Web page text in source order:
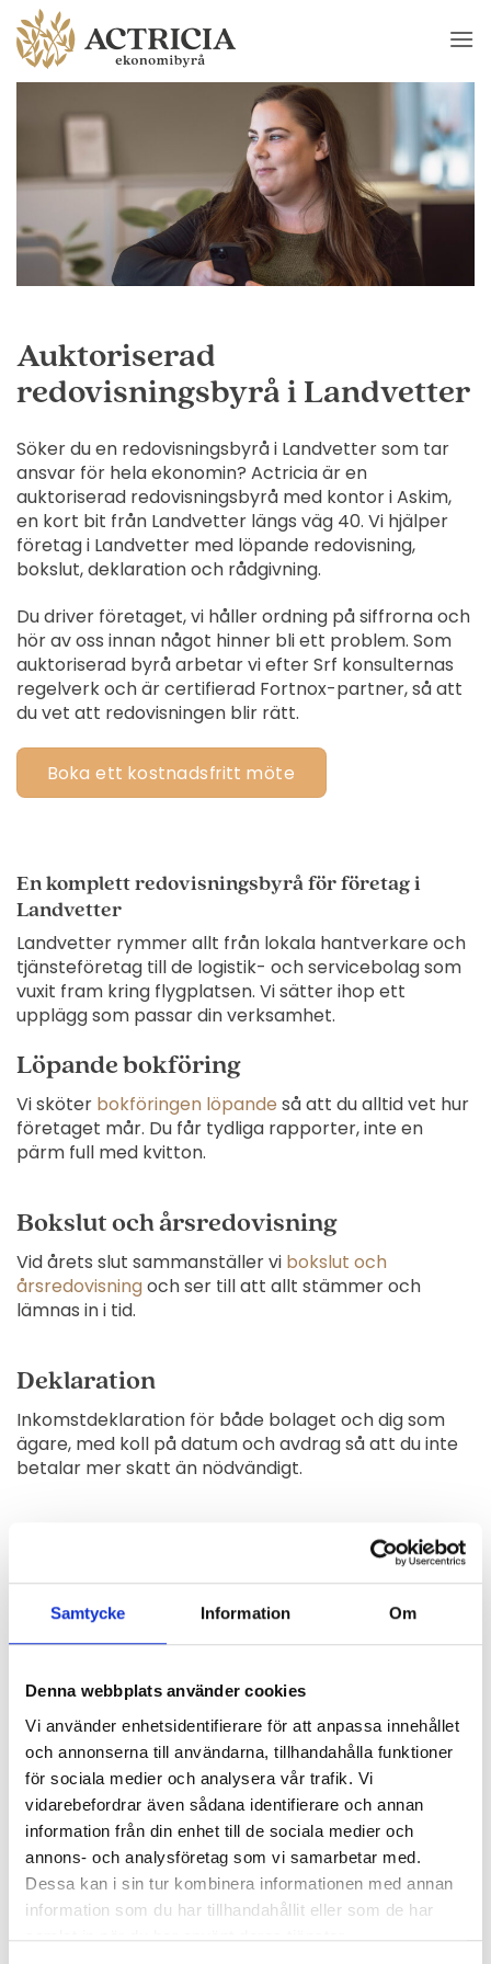
Samtycke Information Om
Denna webbplats använder cookies
Vi använder enhetsidentifierare för att anpassa innehållet
och annonserna till användarna, tillhandahålla funktioner
för sociala medier och analysera vår trafik. Vi
vidarebefordrar även sådana identifierare och annan
information från din enhet till de sociala medier och
annons- och analysföretag som vi samarbetar med.
Dessa kan i sin tur kombinera informationen med annan
information som du har tillhandahållit eller som de har
samlat in när du har använt deras tjänster.
to
content
Auktoriserad
redovisningsbyrå i Landvetter
Söker du en redovisningsbyrå i Landvetter som tar
ansvar för hela ekonomin? Actricia är en
auktoriserad redovisningsbyrå med kontor i Askim,
en kort bit från Landvetter längs väg 40. Vi hjälper
företag i Landvetter med löpande redovisning,
bokslut, deklaration och rådgivning.
Du driver företaget, vi håller ordning på siffrorna och
hör av oss innan något hinner bli ett problem. Som
auktoriserad byrå arbetar vi efter Srf konsulternas
regelverk och är certifierad Fortnox-partner, så att
du vet att redovisningen blir rätt.
Boka ett kostnadsfritt möte
En komplett redovisningsbyrå för företag i
Landvetter
Landvetter rymmer allt från lokala hantverkare och
tjänsteföretag till de logistik- och servicebolag som
vuxit fram kring flygplatsen. Vi sätter ihop ett
upplägg som passar din verksamhet.
Löpande bokföring
Vi sköter bokföringen löpande så att du alltid vet hur
företaget mår. Du får tydliga rapporter, inte en
pärm full med kvitton.
Bokslut och årsredovisning
Vid årets slut sammanställer vi bokslut och
årsredovisningoch ser till att allt stämmer och
lämnas in i tid.
Deklaration
Inkomstdeklaration för både bolaget och dig som
ägare, med koll på datum och avdrag så att du inte
betalar mer skatt än nödvändigt.
Behöver du hjälp med löner eller ett bollplank inför
ett beslut finns vi där också, som en naturlig del av
samarbetet.
Varför välja en auktoriserad redovisningsbyrå?
Auktoriserade konsulter
Vi arbetar efter Srf konsulternas standard Reko och
kvalitetskontrolleras regelbundet.
Vi fångar fel i tid